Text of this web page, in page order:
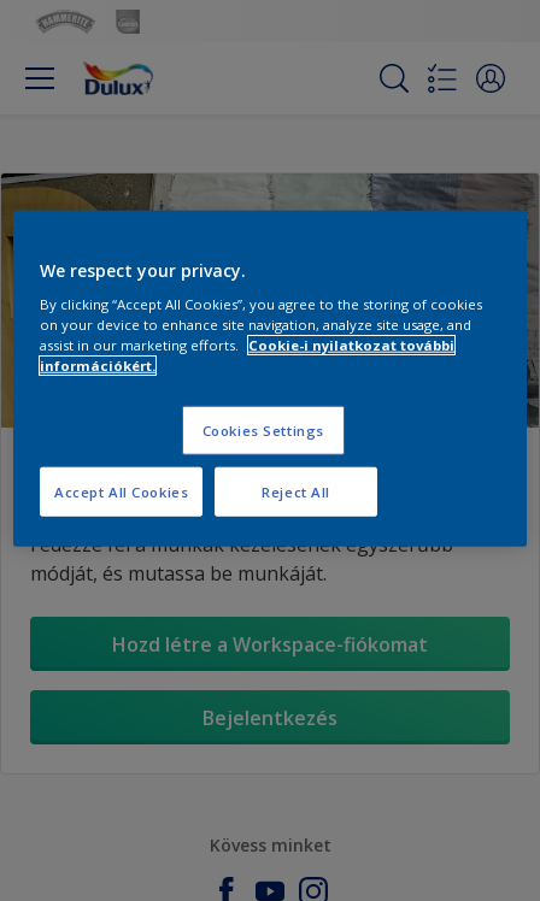
Saját munkaterület
Fedezze fel a munkák kezelésének egyszerűbb
módját, és mutassa be munkáját.
Hozd létre a Workspace-fiókomat
Bejelentkezés
Kövess minket
We respect your privacy.
By clicking “Accept All Cookies”, you agree to the storing of cookies
on your device to enhance site navigation, analyze site usage, and
assist in our marketing efforts.
Cookie-i nyilatkozat további
információkért.
Cookies Settings
Reject All
Accept All Cookies